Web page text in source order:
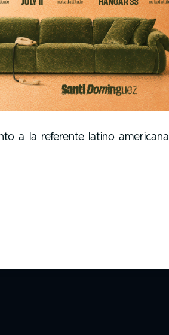
a la referente latino americana